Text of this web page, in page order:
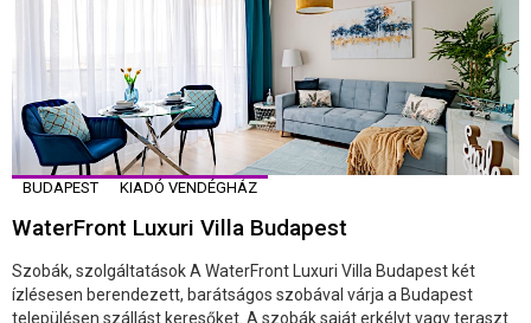
BUDAPEST KIADÓ VENDÉGHÁZ
WaterFront Luxuri Villa Budapest
Szobák, szolgáltatások A WaterFront Luxuri Villa Budapest két
ízlésesen berendezett, barátságos szobával várja a Budapest
településen szállást keresőket. A szobák saját erkélyt vagy teraszt